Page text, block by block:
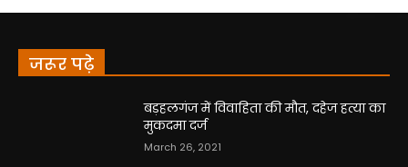
जरूर पढ़े
बड़हलगंज में विवाहिता की मौत, दहेज हत्या का
मुकदमा दर्ज
March 26, 2021